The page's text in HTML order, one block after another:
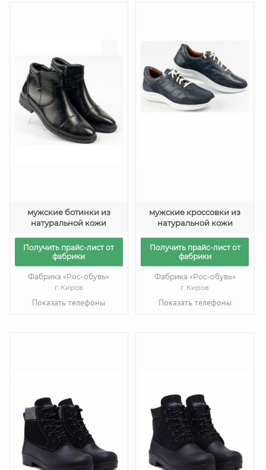
мужские ботинки из
натуральной кожи
Получить прайс-лист от
фабрики
Фабрика «Рос-обувь»
г. Киров
Показать телефоны
мужские кроссовки из
натуральной кожи
Получить прайс-лист от
фабрики
Фабрика «Рос-обувь»
г. Киров
Показать телефоны